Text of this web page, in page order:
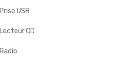
Prise USB
Lecteur CD
Radio